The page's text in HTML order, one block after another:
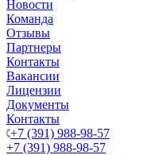
Новости
Команда
Отзывы
Партнеры
Контакты
Вакансии
Лицензии
Документы
Контакты
+7 (391) 988-98-57
+7 (391) 988-98-57